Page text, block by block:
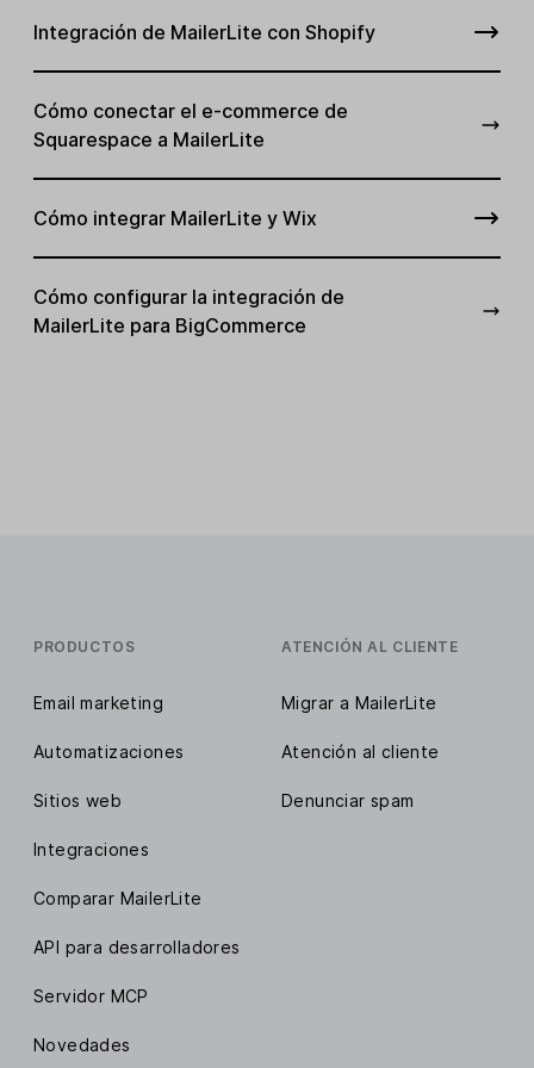
Integración de MailerLite con Shopify
Cómo conectar el e-commerce de
Squarespace a MailerLite
Cómo integrar MailerLite y Wix
Cómo configurar la integración de
MailerLite para BigCommerce
PRODUCTOS
Email marketing
Automatizaciones
Sitios web
Integraciones
Comparar MailerLite
API para desarrolladores
Servidor MCP
Novedades
ATENCIÓN AL CLIENTE
Migrar a MailerLite
Atención al cliente
Denunciar spam